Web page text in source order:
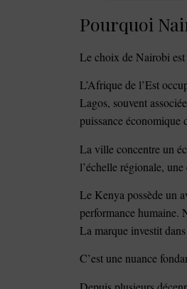
Pourquoi
Le choix de Nairobi est
L’Afrique de l’Est
Lagos, souvent
puissance
La ville concentre un
l’échelle régionale,
Le Kenya possède un
performance humaine.
La marque investit
C’est une nuance